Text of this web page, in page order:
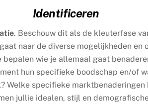
Identificeren
. Beschouw dit als de kleuterfase
naar de diverse mogelijkheden
bepalen wie je allemaal gaat
hun specifieke boodschap en/of
Welke specifieke marktbenaderingen
jullie idealen, stijl en